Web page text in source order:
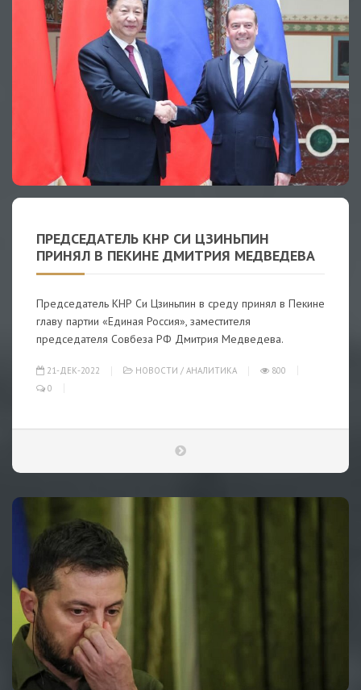
ПРЕДСЕДАТЕЛЬ КНР СИ ЦЗИНЬПИН
ПРИНЯЛ В ПЕКИНЕ ДМИТРИЯ МЕДВЕДЕВА
Председатель КНР Си Цзиньпин в среду принял в Пекине
главу партии «Единая Россия», заместителя
председателя Совбеза РФ Дмитрия Медведева.
21-ДЕК-2022 НОВОСТИ / АНАЛИТИКА
800
0